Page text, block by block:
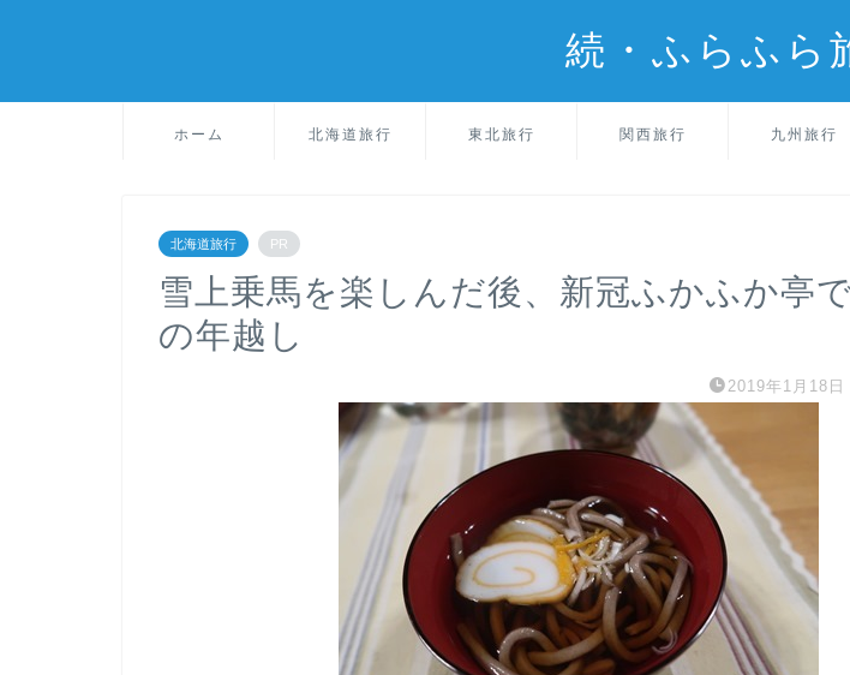
続・ふらふら
ホーム 北海道旅行 東北旅行 関西旅行 九州旅行
北海道旅行 PR
雪上乗馬を楽しんだ後、新冠ふかふか亭
の年越し
2019年1月18日